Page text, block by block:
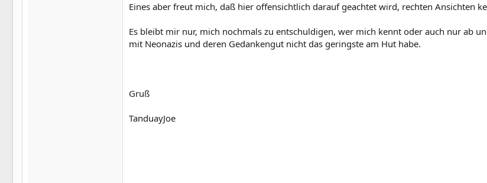
Eines aber freut mich, daß hier offensichtlich darauf geachtet wird, rechten Ansichten
Es bleibt mir nur, mich nochmals zu entschuldigen, wer mich kennt oder auch nur ab
mit Neonazis und deren Gedankengut nicht das geringste am Hut habe.
Gruß
TanduayJoe